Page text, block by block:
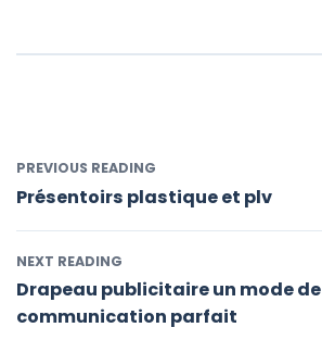
PREVIOUS READING
Présentoirs plastique et plv
NEXT READING
Drapeau publicitaire un mode de
communication parfait